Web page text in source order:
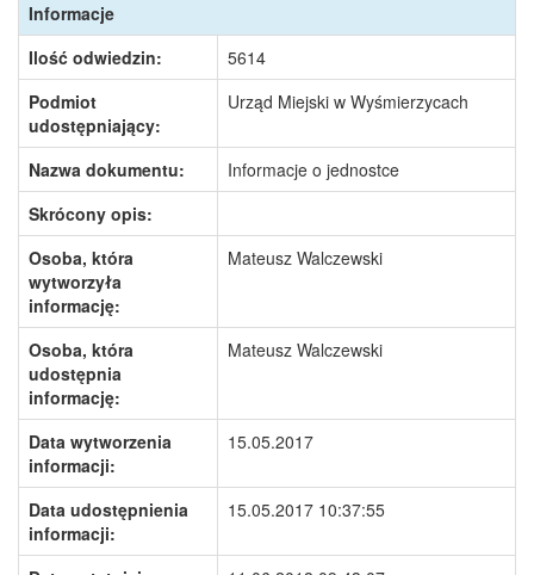
Informacje
Ilość odwiedzin:
5614
Podmiot
udostępniający:
Urząd Miejski w Wyśmierzycach
Nazwa dokumentu:
Informacje o jednostce
Skrócony opis:
Osoba, która
wytworzyła
informację:
Mateusz Walczewski
Osoba, która
udostępnia
informację:
Mateusz Walczewski
Data wytworzenia
informacji:
15.05.2017
Data udostępnienia
informacji:
15.05.2017 10:37:55